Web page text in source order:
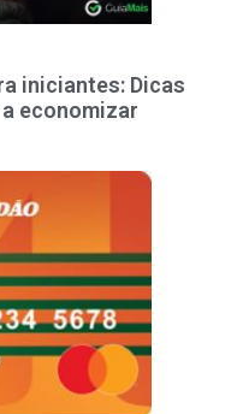
iniciantes: Dicas
economizar